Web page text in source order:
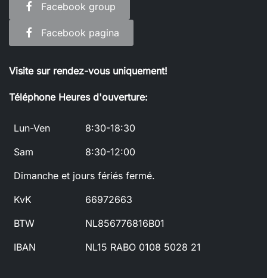
Facebook group
Facebook pagina
Visite sur rendez-vous uniquement!
Téléphone Heures d'ouverture:
Lun-Ven
8:30-18:30
Sam
8:30-12:00
Dimanche et jours fériés fermé.
KvK
66972663
BTW
NL856776816B01
IBAN
NL15 RABO 0108 5028 21